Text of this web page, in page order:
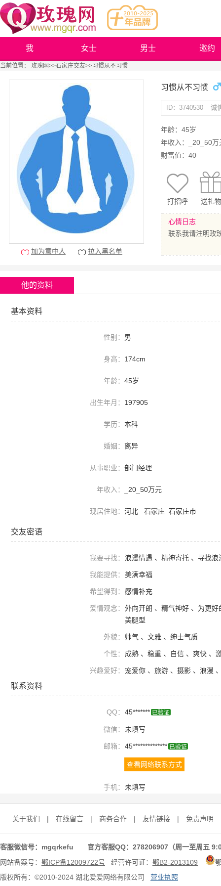
我 女士 男士 邀约
当前位置： 玫瑰网>>石家庄交友>>习惯从不习惯
习惯从不习惯
ID：3740530 诚
年龄：45岁
年收入：_20_50万
财富值：40
打招呼 送礼物
心情日志
联系我请注明玫
加为意中人 拉入黑名单
他的资料
基本资料
性别： 男
身高： 174cm
年龄： 45岁
出生年月： 197905
学历： 本科
婚姻： 离异
从事职业： 部门经理
年收入： _20_50万元
现居住地： 河北 石家庄 石家庄市
交友密语
我要寻找： 浪漫情遇 、精神寄托 、寻找浪
我能提供： 美满幸福
希望得到： 感情补充
爱情观念： 外向开朗 、精气神好 、为更
美腿型
外貌： 帅气 、文雅 、绅士气质
个性： 成熟 、稳重 、自信 、爽快 、
兴趣爱好： 宠爱你 、旅游 、摄影 、浪漫
联系资料
QQ： 45******* 已验证
微信： 未填写
邮箱： 45************** 已验证
查看网络联系方式
手机： 未填写
关于我们 | 在线留言 | 商务合作 | 友情链接 | 免责声明
客服微信号：mgqrkefu 官方客服QQ：278206907（周一至周五
网站备案号： 鄂ICP备12009722号 经营许可证： 鄂B2-2013109
版权所有：©2010-2024 湖北爱爱网络有限公司 营业执照